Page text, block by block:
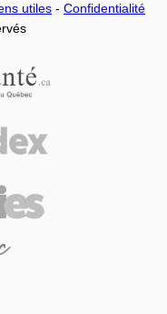
utiles - Confidentialité